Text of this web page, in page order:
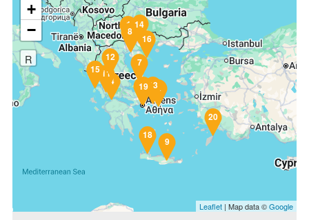
1
2
3
4
5
6
7
8
9
10 11
12
13
14
15
16
17
18
19
20
+
−
R
Leaflet | Map data ©Google